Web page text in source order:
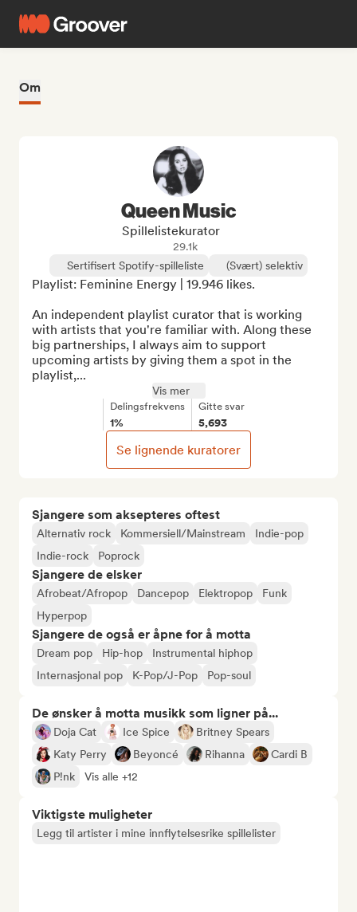
Om
Sjangere som aksepteres oftest
Alternativ rock Kommersiell/Mainstream
Indie-pop
Indie-rock
Poprock
Sjangere de elsker
Afrobeat/Afropop Dancepop Elektropop
Funk
Hyperpop
Sjangere de også er åpne for å motta
Dream pop Hip-hop
Instrumental hiphop
Internasjonal pop
K-Pop/J-Pop Pop-soul
De ønsker å motta musikk som ligner på...
Doja Cat Ice Spice
Britney Spears
Katy Perry
Beyoncé Rihanna
Cardi B
P!nk
Vis alle +12
Viktigste muligheter
Legg til artister i mine innflytelsesrike spillelister
Queen Music
Spillelistekurator
29.1k
Sertifisert Spotify-spilleliste
(Svært) selektiv
Playlist: Feminine Energy | 19.946 likes.
An independent playlist curator that is working
with artists that you're familiar with. Along these
big partnerships, I always aim to support
upcoming artists by giving them a spot in the
playlist,...
Vis mer
Delingsfrekvens
1%
Gitte svar
5,693
Se lignende kuratorer